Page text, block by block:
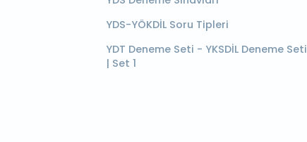
YDS-YÖKDİL Soru Tipleri
YDT Deneme Seti - YKSDİL Deneme Seti
| Set 1